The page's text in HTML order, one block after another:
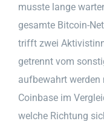
musste lange
gesamte Bitcoin-
trifft zwei
getrennt vom
aufbewahrt werden
Coinbase im
welche Richtung